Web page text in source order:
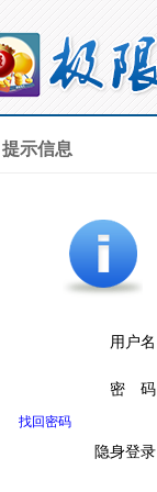
提示信息
用户名
密 码
找回密码
隐身登录